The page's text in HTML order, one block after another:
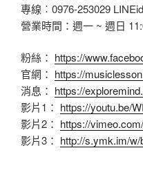
專線︰0976-253029
營業時間：週一 ~ 週日
粉絲： https://
官網： https://
消息： https://
影片1： https://youtu.be/
影片2： https://
影片3： http://s.ymk.im/w/